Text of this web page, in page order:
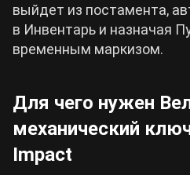
выйдет из постамента,
в Инвентарь и назначая
временным маркизом.
Для чего нужен
механический
Impact